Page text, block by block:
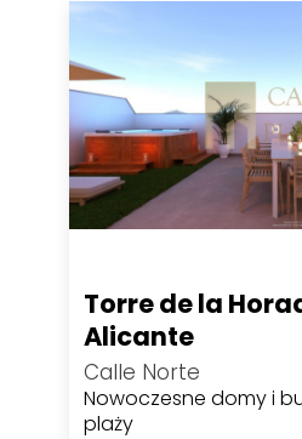
Torre de la
Alicante
Calle Norte
Nowoczesne domy i
plaży